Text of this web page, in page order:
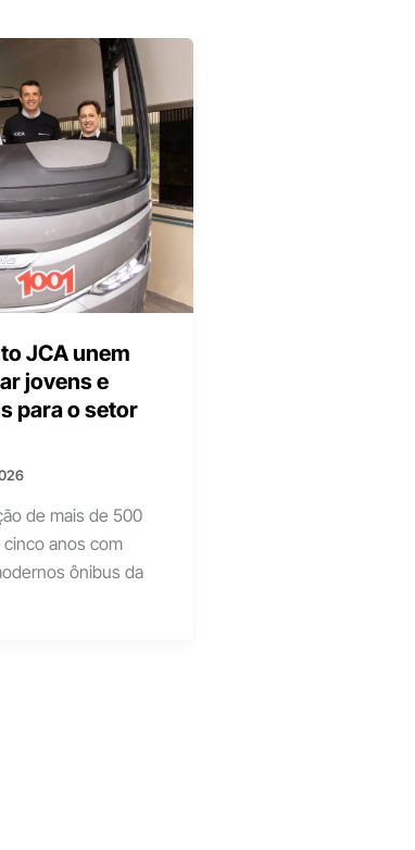
JCA unem
jovens e
para o setor
de mais de 500
anos com
ônibus da